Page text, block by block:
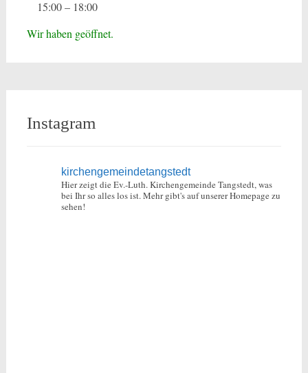
15:00 – 18:00
Wir haben geöffnet.
Instagram
kirchengemeindetangstedt
Hier zeigt die Ev.-Luth. Kirchengemeinde Tangstedt, was
bei Ihr so alles los ist.Mehr gibt's auf unserer Homepage zu
sehen!